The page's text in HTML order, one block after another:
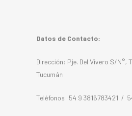
Datos de Contacto:
Dirección: Pje. Del Vivero S/N°,
Tucumán
Teléfonos: 54 9 3816783421 /